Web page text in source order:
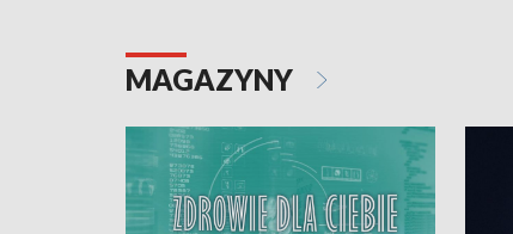
MAGAZYNY